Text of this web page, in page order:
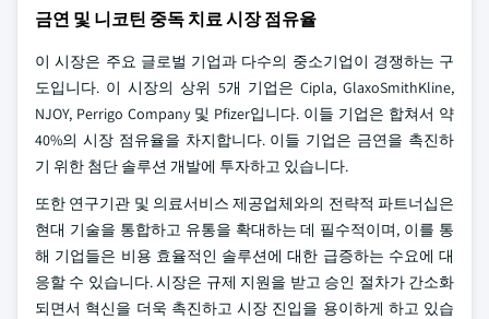
금연 및 니코틴 중독 치료 시장 점유율
이 시장은 주요 글로벌 기업과 다수의 중소기업이 경쟁하는 구
도입니다. 이 시장의 상위 5개 기업은 Cipla, GlaxoSmithKline,
NJOY, Perrigo Company 및 Pfizer입니다. 이들 기업은 합쳐서 약
40%의 시장 점유율을 차지합니다. 이들 기업은 금연을 촉진하
기 위한 첨단 솔루션 개발에 투자하고 있습니다.
또한 연구기관 및 의료서비스 제공업체와의 전략적 파트너십은
현대 기술을 통합하고 유통을 확대하는 데 필수적이며, 이를 통
해 기업들은 비용 효율적인 솔루션에 대한 급증하는 수요에 대
응할 수 있습니다. 시장은 규제 지원을 받고 승인 절차가 간소화
되면서 혁신을 더욱 촉진하고 시장 진입을 용이하게 하고 있습